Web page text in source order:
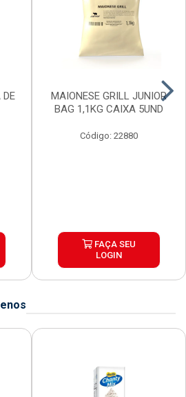
MAIONESE GRILL JUNIOR
BAG 1,1KG CAIXA 5UND
Código: 22880
FAÇA SEU
LOGIN